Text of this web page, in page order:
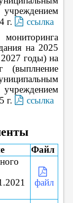
г.
ссылка
на 2025
годы) на
(выплнение
г.
ссылка
Файл
файл